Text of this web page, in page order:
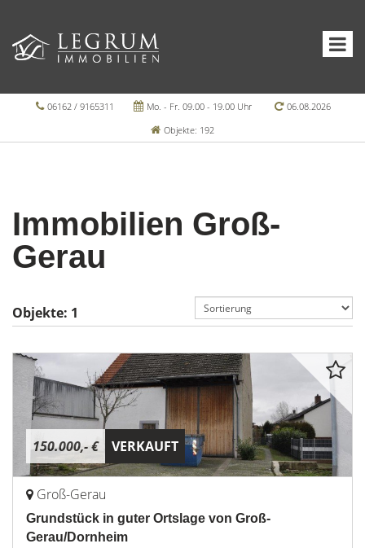
06162 / 9165311 Mo. - Fr. 09.00 - 19.00 Uhr
06.08.2026
Objekte: 192
Immobilien Groß-
Gerau
Objekte: 1
150.000,- € VERKAUFT
Groß-Gerau
Grundstück in guter Ortslage von Groß-
Gerau/Dornheim